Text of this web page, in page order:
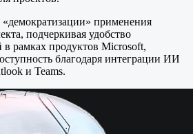
применения
подчеркивая удобство
в рамках продуктов Microsoft,
благодаря интеграции ИИ
и Teams.